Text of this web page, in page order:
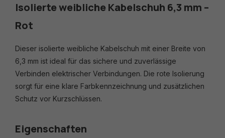
Isolierte weibliche Kabelschuh 6,3 mm –
Rot
Dieser isolierte weibliche Kabelschuh mit einer Breite von
6,3 mm ist ideal für das sichere und zuverlässige
Verbinden elektrischer Verbindungen. Die rote Isolierung
sorgt für eine klare Farbkennzeichnung und zusätzlichen
Schutz vor Kurzschlüssen.
Eigenschaften